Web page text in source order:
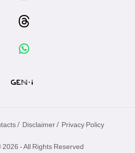
/ Disclaimer / Privacy Policy
- All Rights Reserved